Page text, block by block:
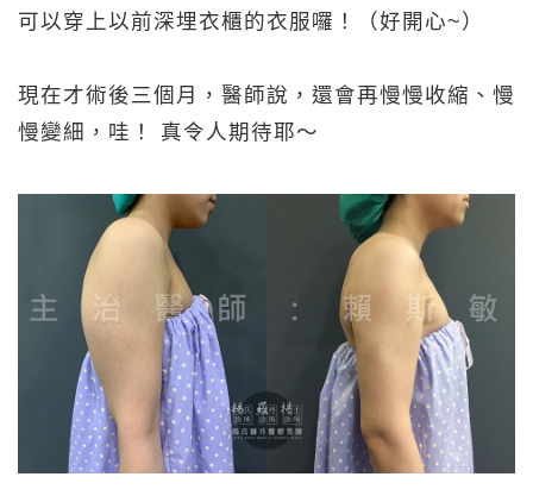
可以穿上以前深埋衣櫃的衣服囉！（好開心~）
現在才術後三個月，醫師說，還會再慢慢收縮、慢
慢變細，哇！ 真令人期待耶～